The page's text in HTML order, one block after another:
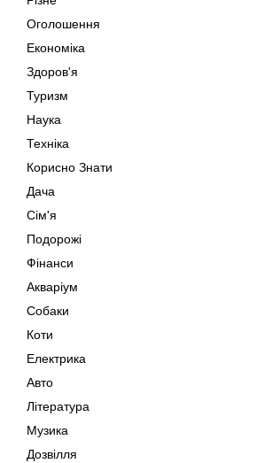
Оголошення
Економіка
Здоров'я
Туризм
Наука
Техніка
Корисно Знати
Дача
Сім'я
Подорожі
Фінанси
Акваріум
Собаки
Коти
Електрика
Авто
Література
Музика
Дозвілля